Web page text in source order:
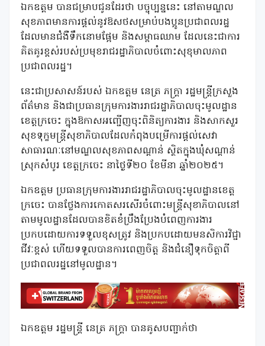
ឯកឧត្តម បានជម្រាបជូនដែរថា បច្ចុប្បន្ននេះ នៅតាមណ្ឌល
សុខភាពមានការផ្តល់នូវឱសថសម្រាប់បងប្អូនប្រជាពលរដ្ឋ
ដែលមានជំងឺទឹកនោមផ្អែម និងសម្ពាធឈាម ដែលនេះជាការ
គិតគូរខ្ពស់របស់ប្រមុខរាជរដ្ឋាភិបាលចំពោះសុខុមាលភាព
ប្រជាពលរដ្ឋ។
នេះជាប្រសាសន៍របស់ ឯកឧត្តម នេត្រ ភក្ត្រា រដ្ឋមន្ត្រីក្រសួង
ព័ត៌មាន និងជាប្រធានក្រុមការងាររាជរដ្ឋាភិបាលចុះមូលដ្ឋាន
ខេត្តក្រចេះ ក្នុងឱកាសអញ្ជើញចុះពិនិត្យការងារ និងសាកសួរ
សុខទុក្ខមន្ត្រីសុខាភិបាលដែលកំពុងបម្រើការផ្តល់សេវា
សាធារណៈនៅមណ្ឌលសុខភាពសណ្តាន់ ស្ថិតក្នុងឃុំសណ្តាន់
ស្រុកសំបូរ ខេត្តក្រចេះ នាថ្ងៃទី២០ ខែមីនា ឆ្នាំ២០២៥។
ឯកឧត្តម ប្រធានក្រុមការងាររាជរដ្ឋាភិបាលចុះមូលដ្ឋានខេត្ត
ក្រចេះ បានថ្លែងការកោតសរសើរចំពោះមន្ត្រីសុខាភិបាលនៅ
តាមមូលដ្ឋានដែលបានខិតខំប្រឹងប្រែងបំពេញការងារ
ប្រកបដោយការទទួលខុសត្រូវ និងប្រកបដោយមនសិការវិជ្ជា
ជីវៈខ្ពស់ ហើយទទួលបានការពេញចិត្ត និងជំនឿទុកចិត្តាពី
ប្រជាពលរដ្ឋនៅមូលដ្ឋាន។
ឯកឧត្តម រដ្ឋមន្ត្រី នេត្រ ភក្ត្រា បានគូសបញ្ជាក់ថា